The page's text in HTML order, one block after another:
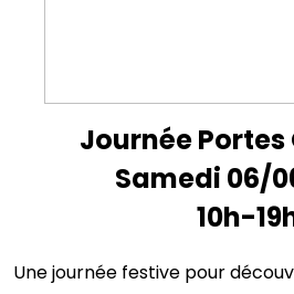
Journée
Samedi 06/
10h-
Une journée festive pour